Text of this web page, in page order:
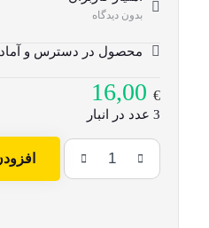
بدون دیدگاه
محصول در دسترس و
16,00€
3 عدد در انبار
شگفتی
های